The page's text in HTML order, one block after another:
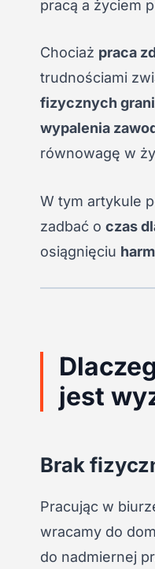
pracą a życiem
Chociaż praca
trudnościami
fizycznych
wypalenia
równowagę w
W tym artykule
zadbać o czas
osiągnięciu
jest
Brak
Pracując w
wracamy do
do nadmiernej